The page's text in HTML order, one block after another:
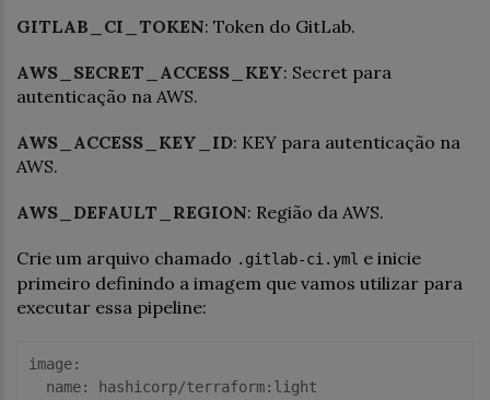
GITLAB_CI_TOKEN: Token do GitLab.
AWS_SECRET_ACCESS_KEY: Secret para
autenticação na AWS.
AWS_ACCESS_KEY_ID: KEY para autenticação na
AWS.
AWS_DEFAULT_REGION: Região da AWS.
Crie um arquivo chamado .gitlab-ci.yml e inicie
primeiro definindo a imagem que vamos utilizar para
executar essa pipeline:
image:
name: hashicorp/terraform:light